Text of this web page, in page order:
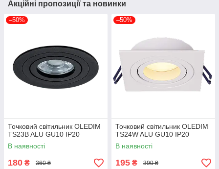
Акційні пропозиції та новинки
–50%
Точковий світильник OLEDIM
TS23B ALU GU10 IP20
В наявності
180 ₴ 360 ₴
–50%
Точковий світильник OLEDIM
TS24W ALU GU10 IP20
В наявності
195 ₴ 390 ₴